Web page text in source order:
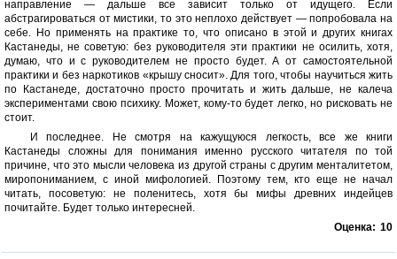
направление — дальше все зависит только от идущего. Если
абстрагироваться от мистики, то это неплохо действует — попробовала на
себе. Но применять на практике то, что описано в этой и других книгах
Кастанеды, не советую: без руководителя эти практики не осилить, хотя,
думаю, что и с руководителем не просто будет. А от самостоятельной
практики и без наркотиков «крышу сносит». Для того, чтобы научиться жить
по Кастанеде, достаточно просто прочитать и жить дальше, не калеча
экспериментами свою психику. Может, кому-то будет легко, но рисковать не
стоит.
И последнее. Не смотря на кажущуюся легкость, все же книги
Кастанеды сложны для понимания именно русского читателя по той
причине, что это мысли человека из другой страны с другим менталитетом,
миропониманием, с иной мифологией. Поэтому тем, кто еще не начал
читать, посоветую: не поленитесь, хотя бы мифы древних индейцев
почитайте. Будет только интересней.
Оценка: 10